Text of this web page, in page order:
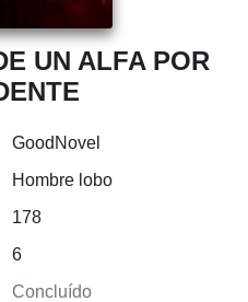
UN ALFA POR
GoodNovel
Hombre lobo
178
6
Concluído